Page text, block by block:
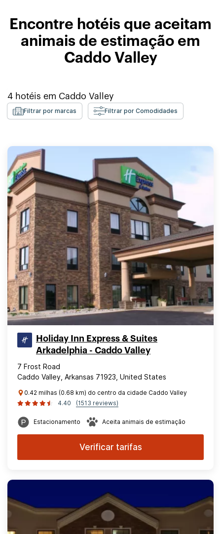
Encontre hotéis que aceitam
animais de estimação em
Caddo Valley
4 hotéis em Caddo Valley
Filtrar por marcas Filtrar por Comodidades
Holiday Inn Express & Suites
Arkadelphia - Caddo Valley
7 Frost Road
Caddo Valley, Arkansas 71923, United States
0.42 milhas (0.68 km) do centro da cidade Caddo Valley
4.40
(1513 reviews)
Estacionamento Aceita animais de estimação
Verificar tarifas